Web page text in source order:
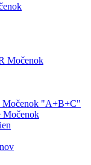
Močenok
Močenok "A+B+C"
Močenok